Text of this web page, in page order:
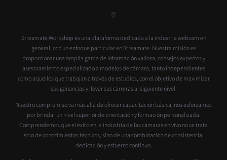
Streamate Workshop es una plataforma dedicada a la industria webcam en
general, con un enfoque particular en Streamate. Nuestra misión es
proporcionar una amplia gama de información valiosa, consejos expertos y
asesoramiento especializado a modelos de cámara, tanto independientes
como aquellos que trabajan a través de estudios, con el objetivo de maximizar
sus ganancias y llevar sus carreras al siguiente nivel.
Nuestro compromiso va más allá de ofrecer capacitación básica; nos esforzamos
por brindar un nivel superior de orientación y formación personalizada.
Comprendemos que el éxito en la industria de las cámaras en vivo no se trata
solo de conocimientos técnicos, sino de una combinación de consistencia,
dedicación y esfuerzo continuo.